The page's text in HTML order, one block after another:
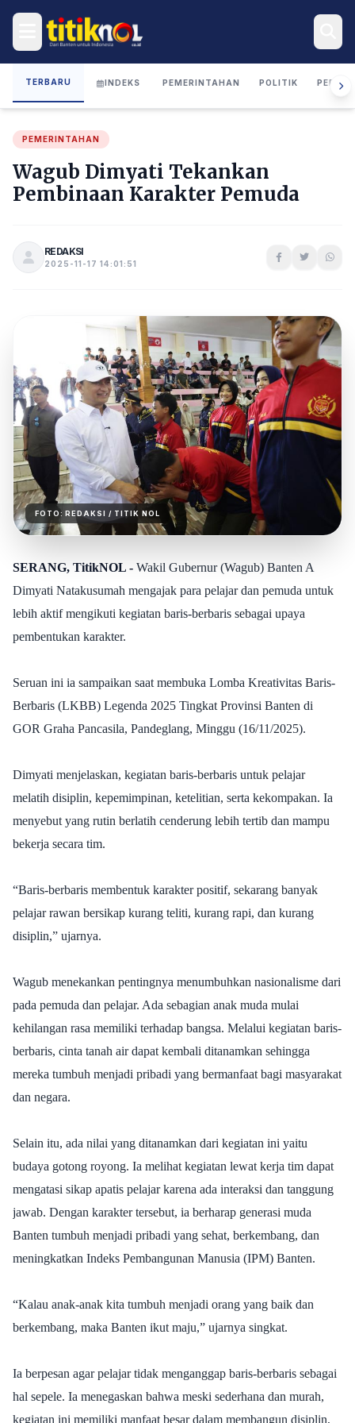
TERBARU INDEKS PEMERINTAHAN POLITIK
PEMERINTAHAN
Wagub Dimyati Tekankan
Pembinaan Karakter Pemuda
REDAKSI
2025-11-17 14:01:51
FOTO:REDAKSI / TITIK NOL
SERANG, TitikNOL - Wakil Gubernur (Wagub) Banten A
Dimyati Natakusumah mengajak para pelajar dan pemuda untuk
lebih aktif mengikuti kegiatan baris-berbaris sebagai upaya
pembentukan karakter.
Seruan ini ia sampaikan saat membuka Lomba Kreativitas Baris-
Berbaris (LKBB) Legenda 2025 Tingkat Provinsi Banten di
GOR Graha Pancasila, Pandeglang, Minggu (16/11/2025).
Dimyati menjelaskan, kegiatan baris-berbaris untuk pelajar
melatih disiplin, kepemimpinan, ketelitian, serta kekompakan. Ia
menyebut yang rutin berlatih cenderung lebih tertib dan mampu
bekerja secara tim.
“Baris-berbaris membentuk karakter positif, sekarang banyak
pelajar rawan bersikap kurang teliti, kurang rapi, dan kurang
disiplin,” ujarnya.
Wagub menekankan pentingnya menumbuhkan nasionalisme dari
pada pemuda dan pelajar. Ada sebagian anak muda mulai
kehilangan rasa memiliki terhadap bangsa. Melalui kegiatan baris-
berbaris, cinta tanah air dapat kembali ditanamkan sehingga
mereka tumbuh menjadi pribadi yang bermanfaat bagi masyarakat
dan negara.
Selain itu, ada nilai yang ditanamkan dari kegiatan ini yaitu
budaya gotong royong. Ia melihat kegiatan lewat kerja tim dapat
mengatasi sikap apatis pelajar karena ada interaksi dan tanggung
jawab. Dengan karakter tersebut, ia berharap generasi muda
Banten tumbuh menjadi pribadi yang sehat, berkembang, dan
meningkatkan Indeks Pembangunan Manusia (IPM) Banten.
“Kalau anak-anak kita tumbuh menjadi orang yang baik dan
berkembang, maka Banten ikut maju,” ujarnya singkat.
Ia berpesan agar pelajar tidak menganggap baris-berbaris sebagai
hal sepele. Ia menegaskan bahwa meski sederhana dan murah,
kegiatan ini memiliki manfaat besar dalam membangun disiplin,